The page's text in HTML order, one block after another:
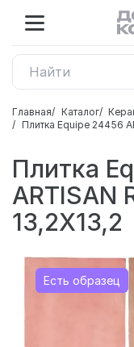
Главная Каталог
Плитка Equipe 24456
Плитка
ARTISAN
13,2X13,2
Есть образец